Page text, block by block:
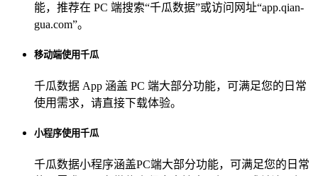
能，推荐在 PC 端搜索“千瓜数据”或访问网址“app.qian-
gua.com”。
移动端使用千瓜
千瓜数据 App 涵盖 PC 端大部分功能，可满足您的日常
使用需求，请直接下载体验。
小程序使用千瓜
千瓜数据小程序涵盖PC端大部分功能，可满足您的日常